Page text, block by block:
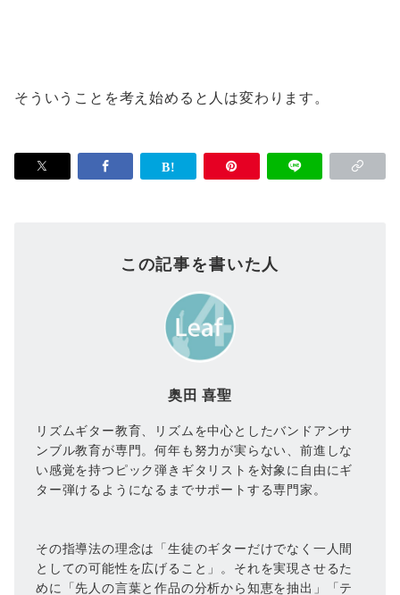
そういうことを考え始めると人は変わります。
この記事を書いた人
奥田 喜聖
リズムギター教育、リズムを中心としたバンドアンサ
ンブル教育が専門。何年も努力が実らない、前進しな
い感覚を持つピック弾きギタリストを対象に自由にギ
ター弾けるようになるまでサポートする専門家。
その指導法の理念は「生徒のギターだけでなく一人間
としての可能性を広げること」。それを実現させるた
めに「先人の言葉と作品の分析から知恵を抽出」「テ